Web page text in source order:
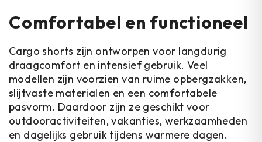
Comfortabel en functioneel
Cargo shorts zijn ontworpen voor langdurig
draagcomfort en intensief gebruik. Veel
modellen zijn voorzien van ruime opbergzakken,
slijtvaste materialen en een comfortabele
pasvorm. Daardoor zijn ze geschikt voor
outdooractiviteiten, vakanties, werkzaamheden
en dagelijks gebruik tijdens warmere dagen.